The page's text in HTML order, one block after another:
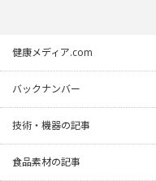
健康メディア.com
バックナンバー
技術・機器の記事
食品素材の記事